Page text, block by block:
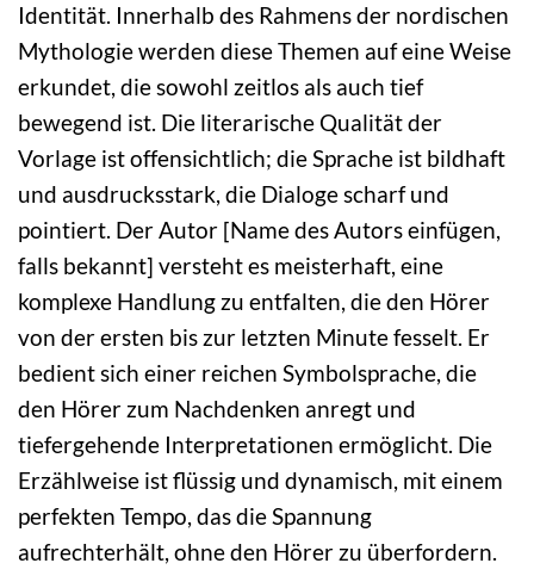
Identität. Innerhalb des Rahmens der nordischen
Mythologie werden diese Themen auf eine Weise
erkundet, die sowohl zeitlos als auch tief
bewegend ist. Die literarische Qualität der
Vorlage ist offensichtlich; die Sprache ist bildhaft
und ausdrucksstark, die Dialoge scharf und
pointiert. Der Autor [Name des Autors einfügen,
falls bekannt] versteht es meisterhaft, eine
komplexe Handlung zu entfalten, die den Hörer
von der ersten bis zur letzten Minute fesselt. Er
bedient sich einer reichen Symbolsprache, die
den Hörer zum Nachdenken anregt und
tiefergehende Interpretationen ermöglicht. Die
Erzählweise ist flüssig und dynamisch, mit einem
perfekten Tempo, das die Spannung
aufrechterhält, ohne den Hörer zu überfordern.